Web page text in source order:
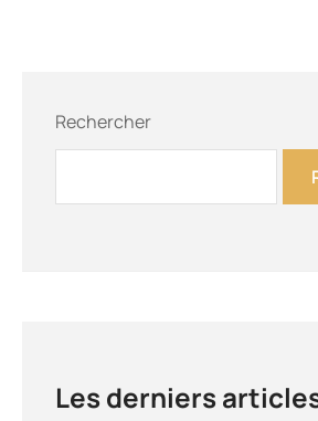
Rechercher
Les derniers